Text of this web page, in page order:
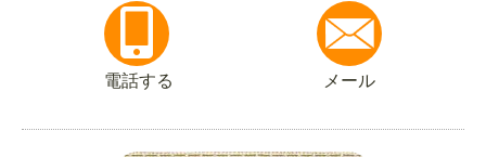
電話する メール